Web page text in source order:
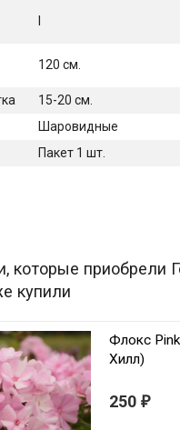
120 см.
15-20 см.
Шаровидные
Пакет 1 шт.
которые приобрели
купили
Флокс
Хилл)
250 ₽